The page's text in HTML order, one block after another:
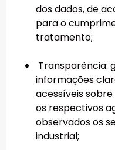
dos dados, de
para o
tratamento;
Transparência:
informações
acessíveis
os respectivos
observados os
industrial;